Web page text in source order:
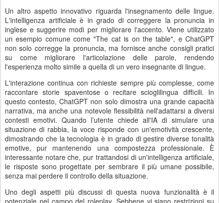
Un altro aspetto innovativo riguarda l'insegnamento delle lingue.
L'intelligenza artificiale è in grado di correggere la pronuncia in
inglese e suggerire modi per migliorare l'accento. Viene utilizzato
un esempio comune come "The cat is on the table", e ChatGPT
non solo corregge la pronuncia, ma fornisce anche consigli pratici
su come migliorare l'articolazione delle parole, rendendo
l'esperienza molto simile a quella di un vero insegnante di lingue.
L'interazione continua con richieste sempre più complesse, come
raccontare storie spaventose o recitare scioglilingua difficili. In
questo contesto, ChatGPT non solo dimostra una grande capacità
narrativa, ma anche una notevole flessibilità nell'adattarsi a diversi
contesti emotivi. Quando l’utente chiede all'IA di simulare una
situazione di rabbia, la voce risponde con un'emotività crescente,
dimostrando che la tecnologia è in grado di gestire diverse tonalità
emotive, pur mantenendo una compostezza professionale. È
interessante notare che, pur trattandosi di un'intelligenza artificiale,
le risposte sono progettate per sembrare il più umane possibile,
senza mai perdere il controllo della situazione.
Uno degli aspetti più discussi di questa nuova funzionalità è il
potenziale nel campo del roleplay. Sebbene vi siano restrizioni su